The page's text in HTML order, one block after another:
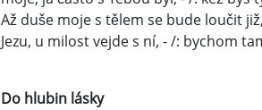
Až duše moje s tělem se bude loučit
Jezu, u milost vejde s ní, - /: bychom
Do hlubin lásky